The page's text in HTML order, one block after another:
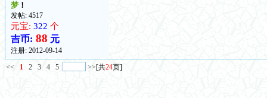
梦！
发帖: 4517
元宝: 322 个
吉币: 88 元
注册: 2012-09-14
<< 1 2 3 4 5 >>[共24页]